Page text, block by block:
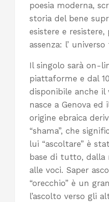
poesia moderna,
storia del bene
esistere e resistere,
assenza: l’
Il singolo sarà on-
piattaforme e dal
disponibile anche il
nasce a Genova ed
origine ebraica
“shama”, che
lui “ascoltare” è
base di tutto, dalla
alle voci. Saper
“orecchio” è un
l’ascolto verso gli